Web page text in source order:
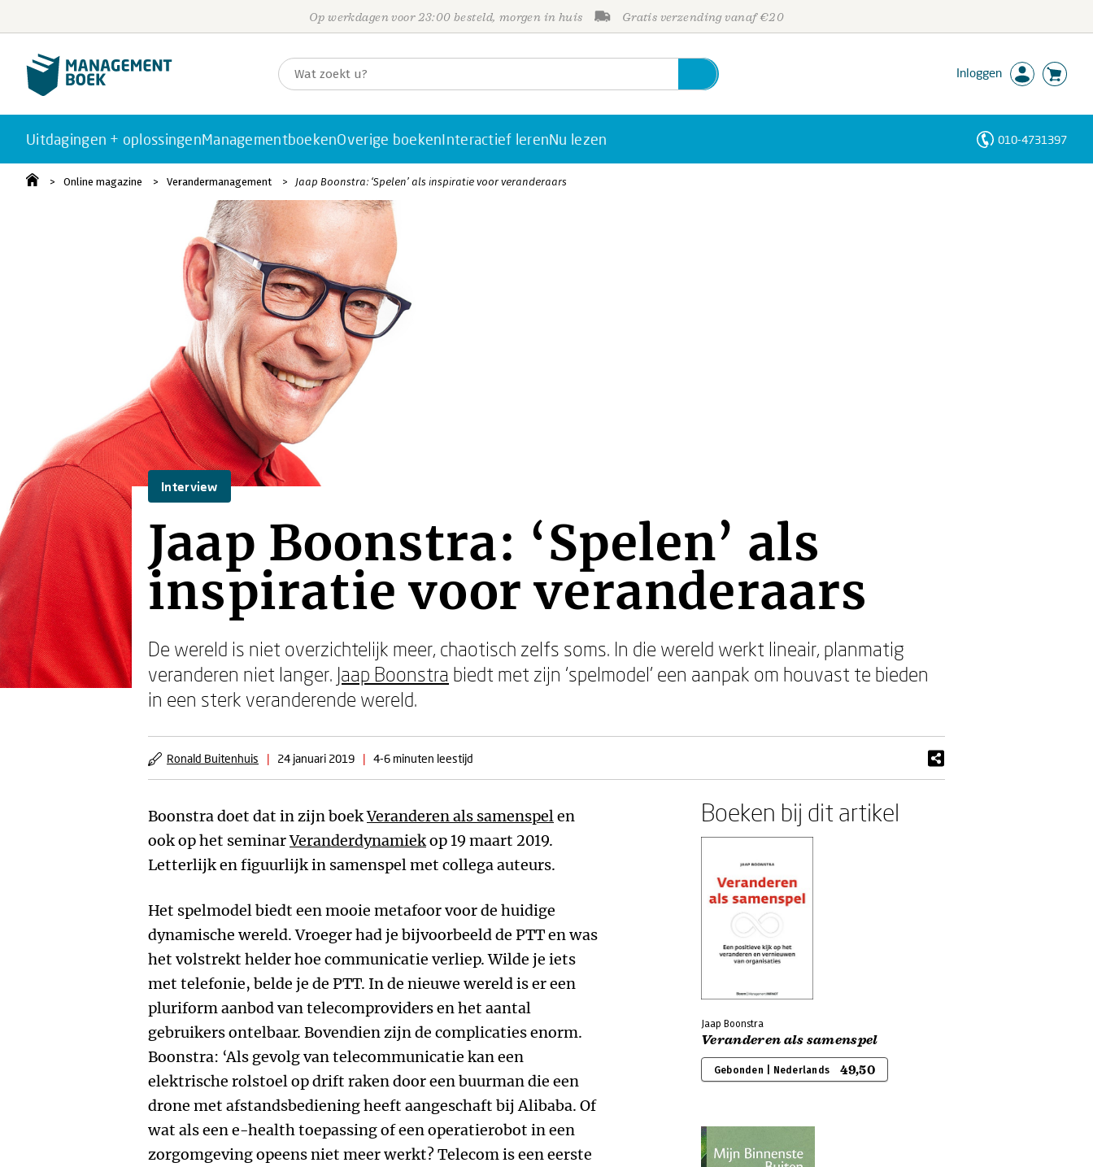
Op werkdagen voor 23:00 besteld, morgen in huis Gratis verzending vanaf €20
Inloggen
Uitdagingen + oplossingenManagementboekenOverige boekenInteractief lerenNu lezen 010-4731397
Online magazine Verandermanagement Jaap Boonstra: ‘Spelen’ als inspiratie voor veranderaars
Interview
Jaap Boonstra: ‘Spelen’ als
inspiratie voor veranderaars
De wereld is niet overzichtelijk meer, chaotisch zelfs soms. In die wereld werkt lineair, planmatig
veranderen niet langer. Jaap Boonstra biedt met zijn ‘spelmodel’ een aanpak om houvast te bieden
in een sterk veranderende wereld.
Ronald Buitenhuis | 24 januari 2019 | 4-6 minuten leestijd
Boonstra doet dat in zijn boekVeranderen als samenspelen
ook op het seminarVeranderdynamiekop 19 maart 2019.
Letterlijk en figuurlijk in samenspel met collega auteurs.
Het spelmodel biedt een mooie metafoor voor de huidige
dynamische wereld. Vroeger had je bijvoorbeeld de PTT en was
het volstrekt helder hoe communicatie verliep. Wilde je iets
met telefonie, belde je de PTT. In de nieuwe wereld is er een
pluriform aanbod van telecomproviders en het aantal
gebruikers ontelbaar. Bovendien zijn de complicaties enorm.
Boonstra: ‘Als gevolg van telecommunicatie kan een
elektrische rolstoel op drift raken door een buurman die een
drone met afstandsbediening heeft aangeschaft bij Alibaba. Of
wat als een e-health toepassing of een operatierobot in een
zorgomgeving opeens niet meer werkt? Telecom is een eerste
Boeken bij dit artikel
Jaap Boonstra
Veranderen als samenspel
Gebonden | Nederlands 49,50
Personen